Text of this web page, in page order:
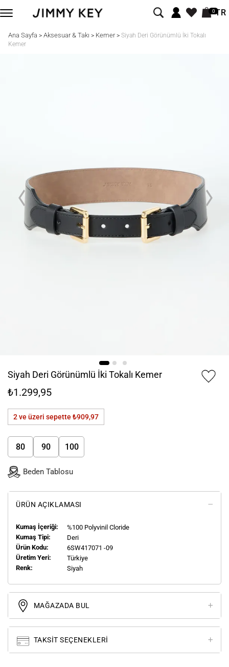
0TR
Ana Sayfa > Aksesuar & Takı > Kemer> Siyah Deri Görünümlü İki Tokalı
Kemer
Siyah Deri Görünümlü İki Tokalı Kemer
₺1.299,95
2 ve üzeri sepette ₺909,97
80 90 100
Beden Tablosu
ÜRÜN AÇIKLAMASI
Kumaş İçeriği:
%100 Polyvinil Cloride
Kumaş Tipi:
Deri
Ürün Kodu:
6SW417071 -09
Üretim Yeri:
Türkiye
Renk:
Siyah
MAĞAZADA BUL
TAKSIT SEÇENEKLERI